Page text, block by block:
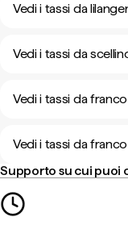
Vedi i tassi da
Vedi i tassi da
Vedi i tassi da
Vedi i tassi da
Supporto su cui puoi